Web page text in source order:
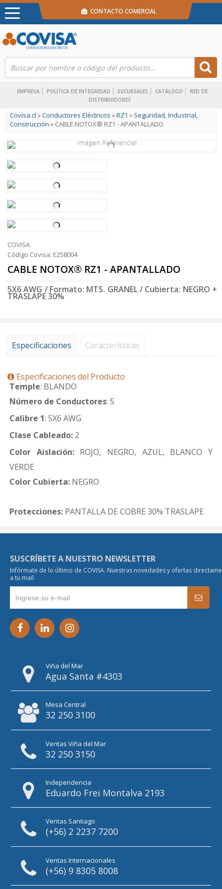
EMPRESA POLÍTICA DE INTEGRIDAD SUCURSALES CATÁLOGO
RED DE
DISTRIBUIDORES
CONTACTO COMERCIAL
Covisa.cl »Conductores Eléctricos »RZ1 » Seguridad, Industrial,
Construcción » CABLE NOTOX® RZ1 - APANTALLADO
COVISA
Código Covisa: E258004
CABLE NOTOX® RZ1 - APANTALLADO
5X6 AWG / Formato: MTS. GRANEL / Cubierta: NEGRO +
TRASLAPE 30%
Especificaciones Características
Especificaciones del Producto
Temple: BLANDO
Número de Conductores: 5
Calibre 1: 5X6 AWG
Clase Cableado: 2
Color Aislación:ROJO, NEGRO, AZUL, BLANCO Y
VERDE
Color Cubierta: NEGRO
Protecciones: PANTALLA DE COBRE 30% TRASLAPE
SUSCRÍBETE A NUESTRO NEWSLETTER
Infórmate de lo último de COVISA. Nuestras novedades y ofertas
a tu mail.
Viña del Mar
Agua Santa #4303
Mesa Central
32 250 3100
Ventas Viña del Mar
32 250 3150
Independencia
Eduardo Frei Montalva 2193
Ventas Santiago
(+56) 2 2237 7200
Ventas Internacionales
(+56) 9 8305 8008